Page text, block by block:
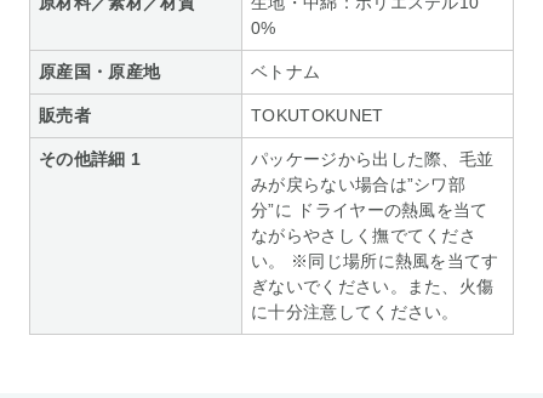
0%
原産国・原産地 ベトナム
販売者 TOKUTOKUNET
その他詳細 1
パッケージから出した際、毛並
みが戻らない場合は”シワ部
分”に ドライヤーの熱風を当て
ながらやさしく撫でてくださ
い。 ※同じ場所に熱風を当てす
ぎないでください。また、火傷
に十分注意してください。